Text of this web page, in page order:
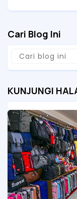
Cari Blog Ini
KUNJUNGI